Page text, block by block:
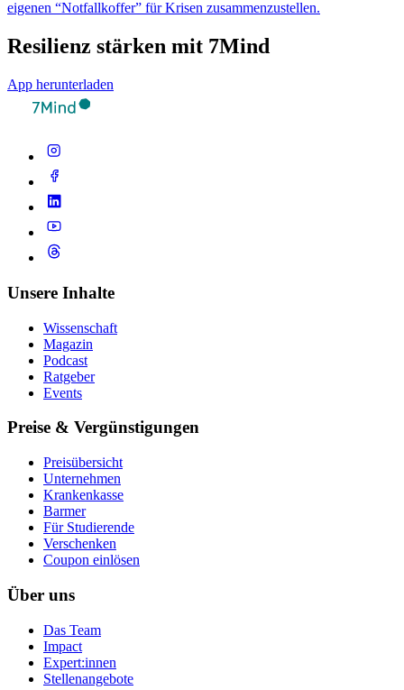
eigenen “Notfallkoffer” für Krisen zusammenzustellen.
Resilienz stärken mit 7Mind
App herunterladen
Unsere Inhalte
Wissenschaft
Magazin
Podcast
Ratgeber
Events
Preise & Vergünstigungen
Preisübersicht
Unternehmen
Krankenkasse
Barmer
Für Studierende
Ver­schen­ken
Coupon einlösen
Über uns
Das Team
Impact
Expert:innen
Stellenangebote